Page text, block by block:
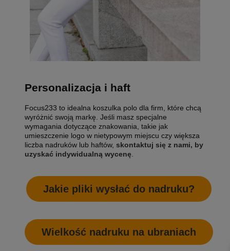
Personalizacja i haft
Focus233 to idealna koszulka polo dla firm, które chcą
wyróżnić swoją markę. Jeśli masz specjalne
wymagania dotyczące znakowania, takie jak
umieszczenie logo w nietypowym miejscu czy większa
liczba nadruków lub haftów, skontaktuj się z nami, by
uzyskać indywidualną wycenę
Jakie pliki wysłać do nadruku?
Wielkość nadruku na ubraniach